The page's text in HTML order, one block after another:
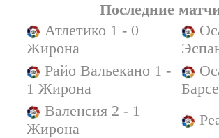
Последние
Атлетико 1 - 0
Жирона
Райо Вальекано 1 -
1 Жирона
Валенсия 2 - 1
Жирона